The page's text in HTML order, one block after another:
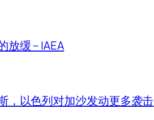
放缓 – IAEA
，以色列对加沙发动更多袭击